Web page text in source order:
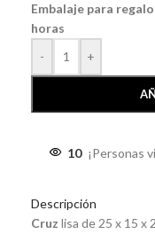
Embalaje para
horas
-
+
10 ¡Personas
Descripción
Cruz lisa de 25 x 15 x